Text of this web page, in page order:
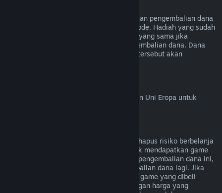
Hadiah yang tidak ditukarkan bisa diberikan pengembalian dana
mengikuti persyaratan 14 hari/2 jam periode. Hadiah yang sudah
ditukar bisa dikembalikan dengan aturan yang sama jika
penerima hadiah yang menginisiasi pengembalian dana. Dana
yang digunakan untuk pembelian hadiah tersebut akan
Untuk penjelasan cara kerja hak penarikan Uni Eropa untuk
Pengembalian Dana didesain untuk menghapus risiko berbelanja
game di Steam—bukan sebagai cara untuk mendapatkan game
gratis. Jika kamu menyalahgunakan fitur pengembalian dana ini,
kamu tidak akan bisa menerima pengembalian dana lagi. Jika
kamu meminta pengembalian dana untuk game yang dibeli
sebelum diskon lalu membelinya lagi dengan harga yang